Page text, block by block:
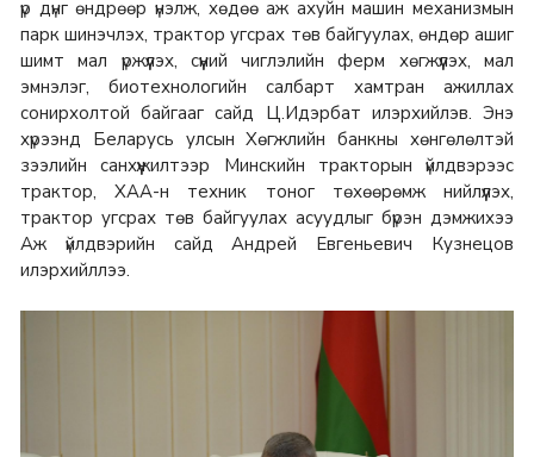
үр дүнг өндрөөр үнэлж, хөдөө аж ахуйн машин механизмын
парк шинэчлэх, трактор угсрах төв байгуулах, өндөр ашиг
шимт мал үржүүлэх, сүүний чиглэлийн ферм хөгжүүлэх, мал
эмнэлэг, биотехнологийн салбарт хамтран ажиллах
сонирхолтой байгааг сайд Ц.Идэрбат илэрхийлэв. Энэ
хүрээнд Беларусь улсын Хөгжлийн банкны хөнгөлөлтэй
зээлийн санхүүжилтээр Минскийн тракторын үйлдвэрээс
трактор, ХАА-н техник тоног төхөөрөмж нийлүүлэх,
трактор угсрах төв байгуулах асуудлыг бүрэн дэмжихээ
Аж үйлдвэрийн сайд Андрей Евгеньевич Кузнецов
илэрхийллээ.